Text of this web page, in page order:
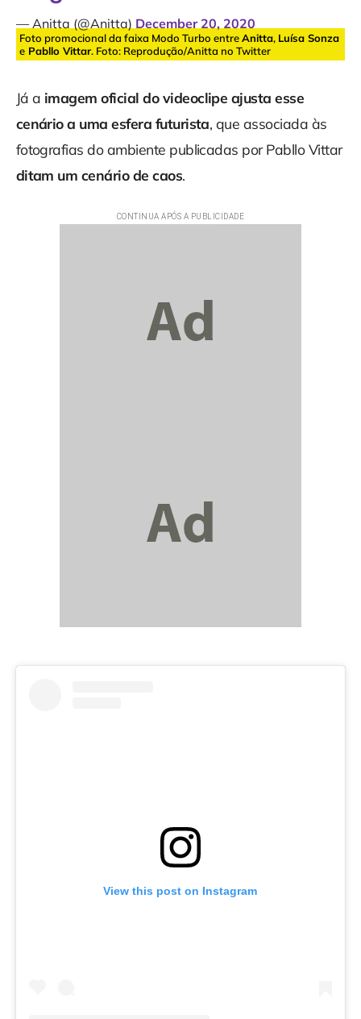
— Anitta (@Anitta) December 20, 2020
Foto promocional da faixa Modo Turbo entreAnitta, Luísa Sonza
ePabllo Vittar. Foto: Reprodução/Anitta no Twitter
Já a imagem oficial do videoclipe ajusta esse
cenário a uma esfera futurista, que associada às
fotografias do ambiente publicadas por Pabllo Vittar
ditam um cenário de caos.
View this post on Instagram